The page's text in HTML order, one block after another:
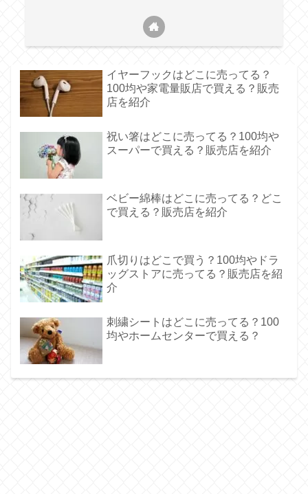
イヤーフックはどこに売ってる？
100均や家電量販店で買える？販売
店を紹介
祝い箸はどこに売ってる？100均や
スーパーで買える？販売店を紹介
ベビー綿棒はどこに売ってる？どこ
で買える？販売店を紹介
爪切りはどこで買う？100均やドラ
ッグストアに売ってる？販売店を紹
介
刺繍シートはどこに売ってる？100
均やホームセンターで買える？